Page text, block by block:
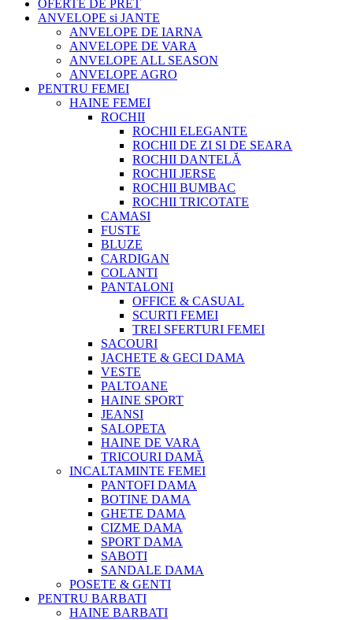
OFERTE DE PRET
ANVELOPE si JANTE
ANVELOPE DE IARNA
ANVELOPE DE VARA
ANVELOPE ALL SEASON
ANVELOPE AGRO
PENTRU FEMEI
HAINE FEMEI
ROCHII
ROCHII ELEGANTE
ROCHII DE ZI SI DE SEARA
ROCHII DANTELĂ
ROCHII JERSE
ROCHII BUMBAC
ROCHII TRICOTATE
CAMASI
FUSTE
BLUZE
CARDIGAN
COLANTI
PANTALONI
OFFICE & CASUAL
SCURTI FEMEI
TREI SFERTURI FEMEI
SACOURI
JACHETE & GECI DAMA
VESTE
PALTOANE
HAINE SPORT
JEANSI
SALOPETA
HAINE DE VARA
TRICOURI DAMĂ
INCALTAMINTE FEMEI
PANTOFI DAMA
BOTINE DAMA
GHETE DAMA
CIZME DAMA
SPORT DAMA
SABOTI
SANDALE DAMA
POSETE & GENTI
PENTRU BARBATI
HAINE BARBATI